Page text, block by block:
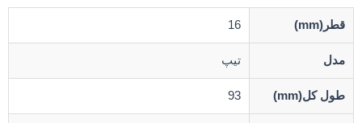
قطر(mm) 16
مدل تیپ
طول کل(mm) 93